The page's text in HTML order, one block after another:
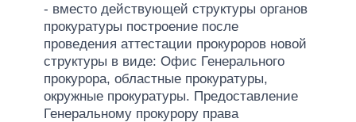
- вместо действующей структуры органов
прокуратуры построение после
проведения аттестации прокуроров новой
структуры в виде: Офис Генерального
прокурора, областные прокуратуры,
окружные прокуратуры. Предоставление
Генеральному прокурору права